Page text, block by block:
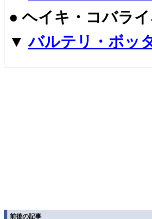
● ヘイキ・コバラ
▼バルテリ・ボッ
前後の記事